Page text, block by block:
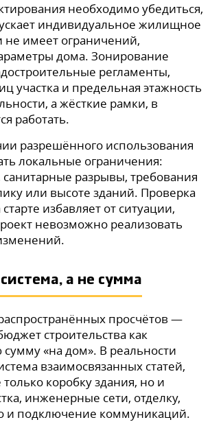
необходимо убедиться,
индивидуальное жилищное
не имеет ограничений,
дома. Зонирование
регламенты,
участка и предельная этажность
а жёсткие рамки, в
работать.
разрешённого использования
локальные ограничения:
разрывы, требования
или высоте зданий. Проверка
избавляет от ситуации,
невозможно реализовать
а не сумма
просчётов —
строительства как
«на дом». В реальности
взаимосвязанных статей,
коробку здания, но и
инженерные сети, отделку,
и подключение коммуникаций.